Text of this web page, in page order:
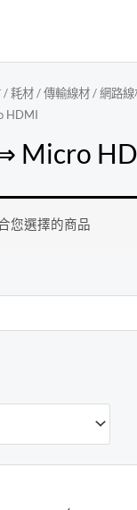
/ 耗材/傳輸線材 / 網路線
HDMI
Micro
您選擇的商品